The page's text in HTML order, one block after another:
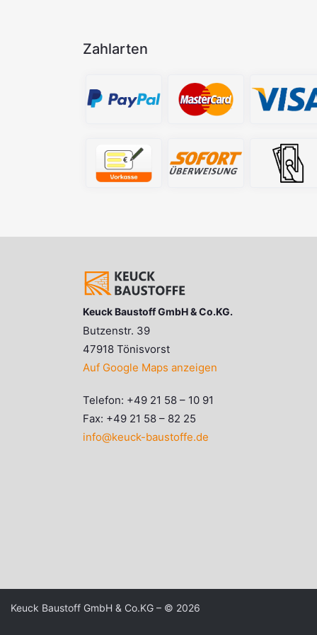
Zahlarten
Keuck Baustoff GmbH & Co.KG.
Butzenstr. 39
47918 Tönisvorst
Auf Google Maps anzeigen
Telefon: +49 21 58 – 10 91
Fax: +49 21 58 – 82 25
info@keuck-baustoffe.de
Keuck Baustoff GmbH & Co.KG – © 2026